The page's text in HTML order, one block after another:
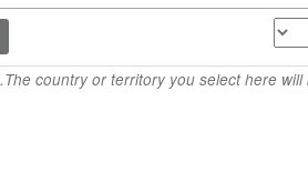
The country or territory you select here